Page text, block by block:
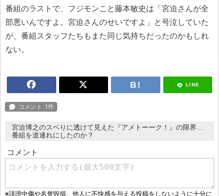
番組のラストで、フジモンこと藤本敏史は「宮迫さんが全
部悪いんですよ。宮迫さんのせいですよ」と号泣していた
が、番組スタッフたちもまた同じ気持ちだったのかもしれ
ない。
LINE
宮迫博之のスベりに透けて見えた『アメトーーク！』の限界…
番組を道連れにしたのか？